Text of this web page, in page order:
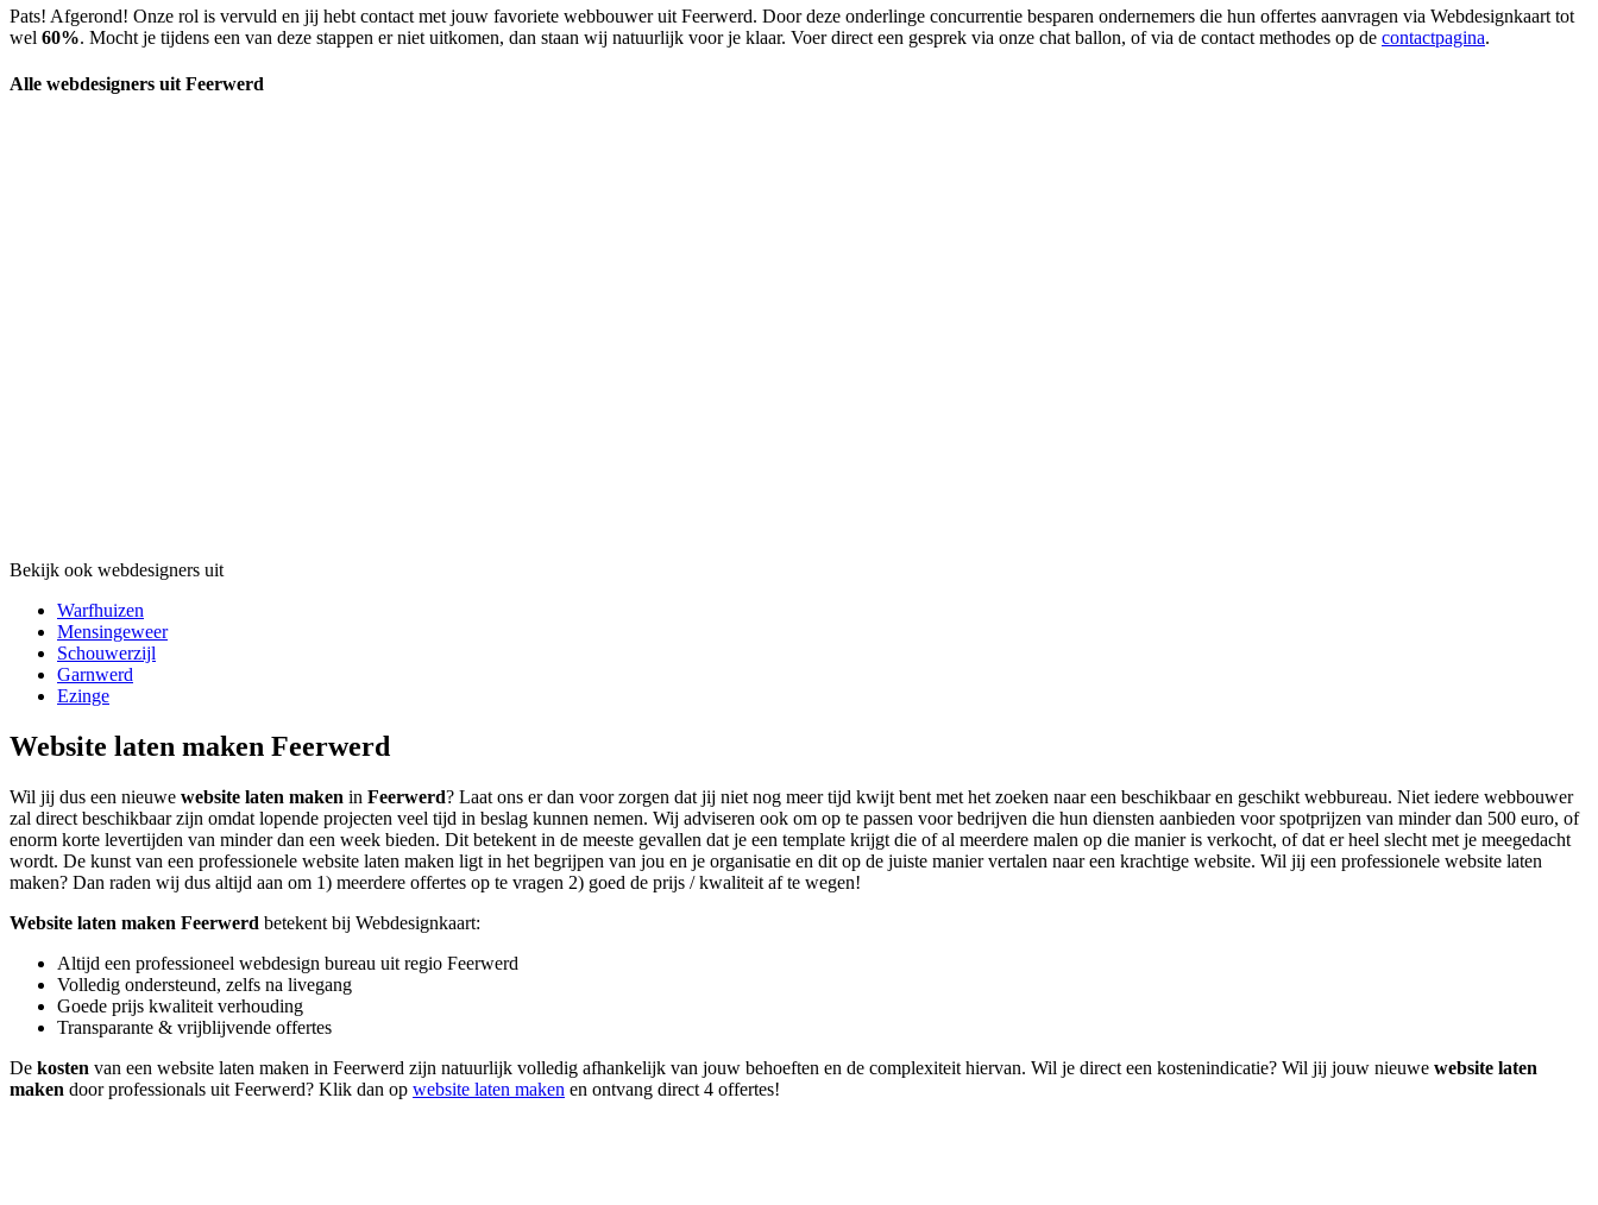
Pats! Afgerond! Onze rol is vervuld en jij hebt contact met jouw favoriete webbouwer uit Feerwerd. Door deze onderlinge concurrentie besparen ondernemers die hun offertes aanvragen via Webdesignkaart tot
wel 60%. Mocht je tijdens een van deze stappen er niet uitkomen, dan staan wij natuurlijk voor je klaar. Voer direct een gesprek via onze chat ballon, of via de contact methodes op de contactpagina.
Alle webdesigners uit Feerwerd
Bekijk ook webdesigners uit
Warfhuizen
Mensingeweer
Schouwerzijl
Garnwerd
Ezinge
Website laten maken Feerwerd
Wil jij dus een nieuwe website laten maken in Feerwerd? Laat ons er dan voor zorgen dat jij niet nog meer tijd kwijt bent met het zoeken naar een beschikbaar en geschikt webbureau. Niet iedere webbouwer
zal direct beschikbaar zijn omdat lopende projecten veel tijd in beslag kunnen nemen. Wij adviseren ook om op te passen voor bedrijven die hun diensten aanbieden voor spotprijzen van minder dan 500 euro, of
enorm korte levertijden van minder dan een week bieden. Dit betekent in de meeste gevallen dat je een template krijgt die of al meerdere malen op die manier is verkocht, of dat er heel slecht met je meegedacht
wordt. De kunst van een professionele website laten maken ligt in het begrijpen van jou en je organisatie en dit op de juiste manier vertalen naar een krachtige website. Wil jij een professionele website laten
maken? Dan raden wij dus altijd aan om 1) meerdere offertes op te vragen 2) goed de prijs / kwaliteit af te wegen!
Website laten maken Feerwerd betekent bij Webdesignkaart:
Altijd een professioneel webdesign bureau uit regio Feerwerd
Volledig ondersteund, zelfs na livegang
Goede prijs kwaliteit verhouding
Transparante & vrijblijvende offertes
De kosten van een website laten maken in Feerwerd zijn natuurlijk volledig afhankelijk van jouw behoeften en de complexiteit hiervan. Wil je direct een kostenindicatie? Wil jij jouw nieuwe website laten
maken door professionals uit Feerwerd? Klik dan op website laten maken en ontvang direct 4 offertes!